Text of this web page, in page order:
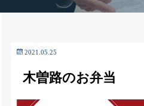
2021.05.25
木曽路のお弁当